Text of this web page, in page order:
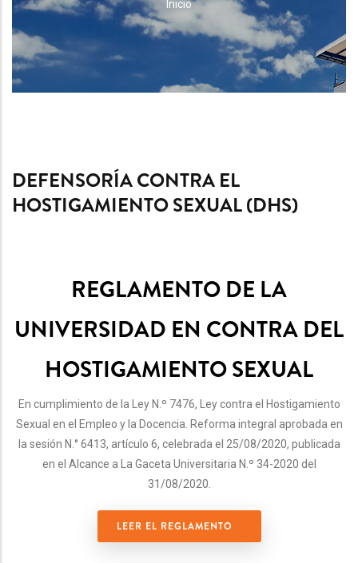
RUTA
DE
NAVEGACIÓN
Inicio
DEFENSORÍA CONTRA EL
HOSTIGAMIENTO SEXUAL (DHS)
REGLAMENTO DE LA
UNIVERSIDAD EN CONTRA DEL
HOSTIGAMIENTO SEXUAL
En cumplimiento de la Ley N.º 7476, Ley contra el Hostigamiento
Sexual en el Empleo y la Docencia. Reforma integral aprobada en
la sesión N.° 6413, artículo 6, celebrada el 25/08/2020, publicada
en el Alcance a La Gaceta Universitaria N.º 34-2020 del
31/08/2020.
LEER EL REGLAMENTO